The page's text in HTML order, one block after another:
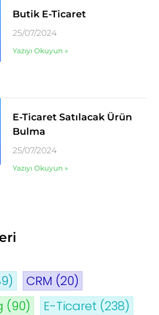
Butik E-Ticaret
25/07/2024
Yazıyı Okuyun »
E-Ticaret Satılacak Ürün
Bulma
25/07/2024
Yazıyı Okuyun »
CRM (20)
(90) E-Ticaret (238)